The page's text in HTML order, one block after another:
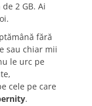
2 GB. Ai
fără
sau chiar mii
le urc pe
cele pe care
.